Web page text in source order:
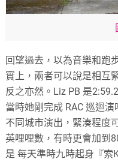
回望過去，以為音樂和跑
實上，兩者可以說是相互
反之亦然。Liz PB 是
當時她剛完成 RAC 巡迴
不同城市演出，緊湊程度
英哩哩數，有時更會加到
是 每天準時九時起身『索